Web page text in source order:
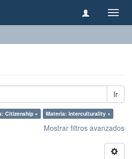
Ir
Citizenship × Materia: Interculturality ×
Mostrar filtros avanzados